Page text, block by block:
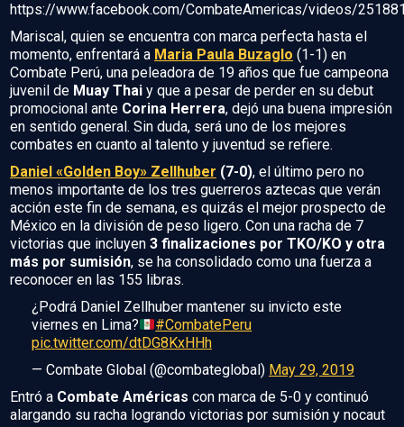
https://www.facebook.com/CombateAmericas/videos/
Mariscal, quien se encuentra con marca perfecta hasta el
momento, enfrentará a Maria Paula Buzaglo (1-1) en
Combate Perú, una peleadora de 19 años que fue campeona
juvenil de Muay Thai y que a pesar de perder en su debut
promocional ante Corina Herrera, dejó una buena impresión
en sentido general. Sin duda, será uno de los mejores
combates en cuanto al talento y juventud se refiere.
Daniel «Golden Boy» Zellhuber (7-0), el último pero no
menos importante de los tres guerreros aztecas que verán
acción este fin de semana, es quizás el mejor prospecto de
México en la división de peso ligero. Con una racha de 7
victorias que incluyen 3 finalizaciones por TKO/KO y otra
más por sumisión, se ha consolidado como una fuerza a
reconocer en las 155 libras.
¿Podrá Daniel Zellhuber mantener su invicto este
viernes en Lima?
#CombatePeru
pic.twitter.com/dtDG8KxHHh
— Combate Global (@combateglobal) May 29, 2019
Entró a Combate Américas con marca de 5-0 y continuó
alargando su racha logrando victorias por sumisión y nocaut